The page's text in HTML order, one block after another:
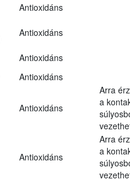
Antioxidáns
Antioxidáns
Antioxidáns
Antioxidáns
Antioxidáns
Arra
a
Antioxidáns
Arra
a